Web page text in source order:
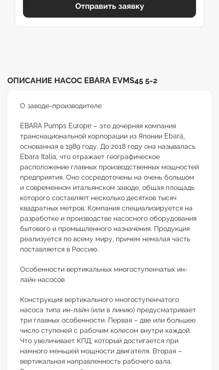
Отправить заявку
ОПИСАНИЕ НАСОС EBARA EVMS45 5-2
О заводе-производителе
EBARA Pumps Europe – это дочерняя компания
транснациональной корпорации из Японии Ebara,
основанная в 1989 году. До 2018 году она называлась
Ebara Italia, что отражает географическое
расположение главных производственных мощностей
предприятия. Оно сосредоточены на очень большом
и современном итальянском заводе, общая площадь
которого составляет несколько десятков тысяч
квадратных метров. Компания специализируется на
разработке и производстве насосного оборудования
бытового и промышленного назначения. Продукция
реализуется по всему миру, причем немалая часть
поставляется в Россию.
Особенности вертикальных многоступенчатых ин-
лайн насосов
Конструкция вертикального многоступенчатого
насоса типа ин-лайн (или в линию) предусматривает
три главных особенности. Первая – две или большее
число ступеней с рабочим колесом внутри каждой.
Что увеличивает КПД, который достигается при
намного меньшей мощности двигателя. Вторая –
вертикальная направленность рабочего вала.